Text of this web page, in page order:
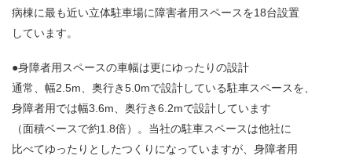
病棟に最も近い立体駐車場に障害者用スペースを18台設置
しています。
●身障者用スペースの車幅は更にゆったりの設計
通常、幅2.5m、奥行き5.0mで設計している駐車スペースを、
身障者用では幅3.6m、奥行き6.2mで設計しています
（面積ベースで約1.8倍）。当社の駐車スペースは他社に
比べてゆったりとしたつくりになっていますが、身障者用